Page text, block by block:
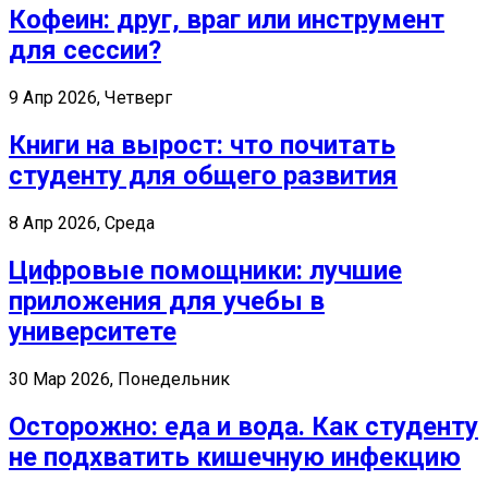
Кофеин: друг, враг или инструмент
для сессии?
9 Апр 2026, Четверг
Книги на вырост: что почитать
студенту для общего развития
8 Апр 2026, Среда
Цифровые помощники: лучшие
приложения для учебы в
университете
30 Мар 2026, Понедельник
Осторожно: еда и вода. Как студенту
не подхватить кишечную инфекцию